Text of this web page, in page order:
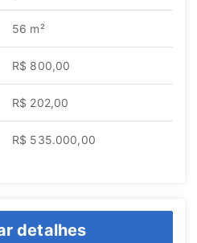
56 m²
R$ 800,00
R$ 202,00
R$ 535.000,00
detalhes